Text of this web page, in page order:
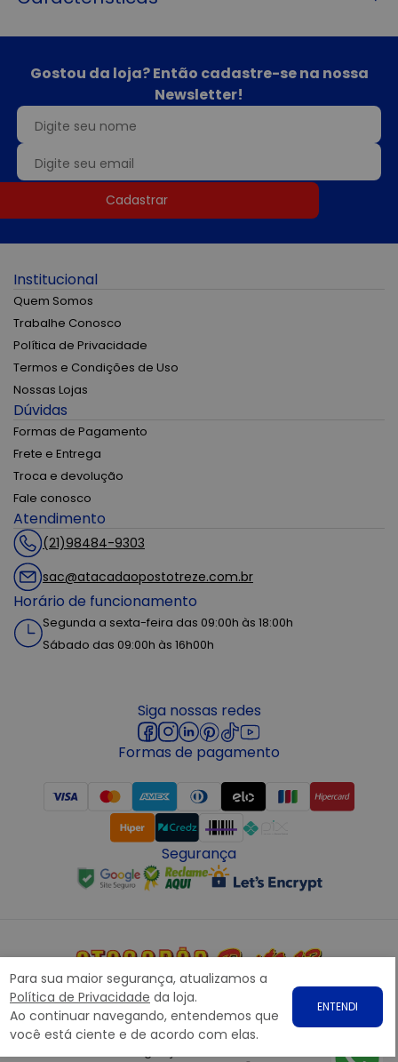
Para sua maior segurança, atualizamos a
Política de Privacidade da loja.
Ao continuar navegando, entendemos que
você está ciente e de acordo com elas.
ENTENDI
Gostou da loja? Então cadastre-se na nossa
Newsletter!
Cadastrar
Institucional
Quem Somos
Trabalhe Conosco
Política de Privacidade
Termos e Condições de Uso
Nossas Lojas
Dúvidas
Formas de Pagamento
Frete e Entrega
Troca e devolução
Fale conosco
Atendimento
(21)98484-9303
sac@atacadaopostotreze.com.br
Horário de funcionamento
Segunda a sexta-feira das 09:00h às 18:00h
Sábado das 09:00h às 16h00h
Siga nossas redes
Formas de pagamento
Segurança
Copyright © 2022 ATACADÃO POSTO 13 - Todos os direitos
reservados. CNPJ: 15.360.767/0001-07
Rodovia Presidente Dutra, nº1258 Galpão 1268 – Bairro: Prata,